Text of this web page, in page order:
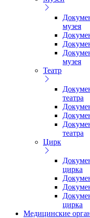
музея
музея
Театр
театра
театра
Цирк
цирка
цирка
Медицинские